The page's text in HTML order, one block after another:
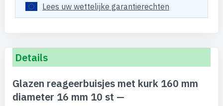
Lees uw wettelijke garantierechten
Details
Glazen reageerbuisjes met kurk 160 mm
diameter 16 mm 10 st —